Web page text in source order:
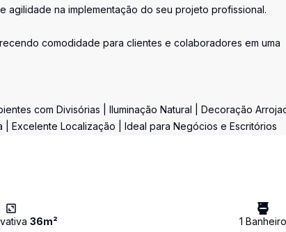
na implementação do seu projeto profissional.
comodidade para clientes e colaboradores em uma
com Divisórias | Iluminação Natural | Decoração
| Excelente Localização | Ideal para Negócios e Escritórios
36m² 1 Banheiro